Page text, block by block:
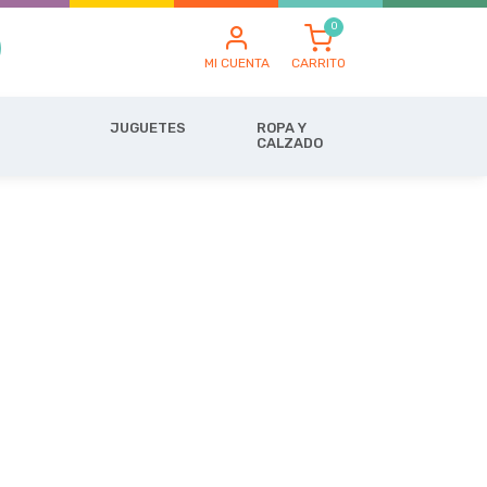
MI CUENTA CARRITO
JUGUETES
ROPA Y
CALZADO